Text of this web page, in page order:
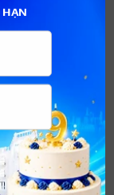
viên nắm vững
diện và sửa lỗi
lý các vấn đề
thực tế trên
tay nghề.
HẠN